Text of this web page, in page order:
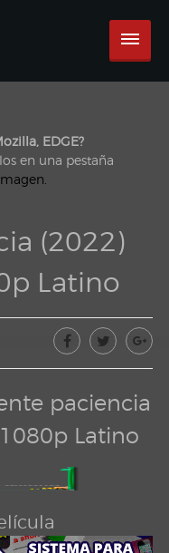
EDGE?
en una pestaña
(2022)
Latino
paciencia
Latino